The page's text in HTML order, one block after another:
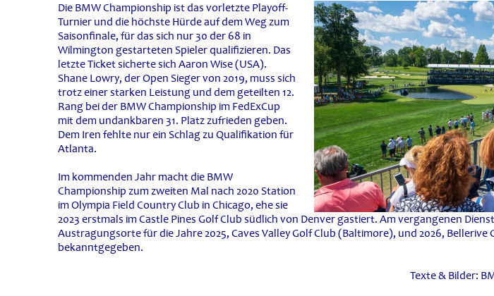
Die BMW Championship ist das vorletzte Playoff-
Turnier und die höchste Hürde auf dem Weg zum
Saisonfinale, für das sich nur 30 der 68 in
Wilmington gestarteten Spieler qualifizieren. Das
letzte Ticket sicherte sich Aaron Wise (USA).
Shane Lowry, der Open Sieger von 2019, muss sich
trotz einer starken Leistung und dem geteilten 12.
Rang bei der BMW Championship im FedExCup
mit dem undankbaren 31. Platz zufrieden geben.
Dem Iren fehlte nur ein Schlag zu Qualifikation für
Atlanta.
Im kommenden Jahr macht die BMW
Championship zum zweiten Mal nach 2020 Station
im Olympia Field Country Club in Chicago, ehe sie
2023 erstmals im Castle Pines Golf Club südlich von Denver gastiert. Am vergangenen
Austragungsorte für die Jahre 2025, Caves Valley Golf Club (Baltimore), und 2026, Bellerive
bekanntgegeben.
Texte & Bilder: